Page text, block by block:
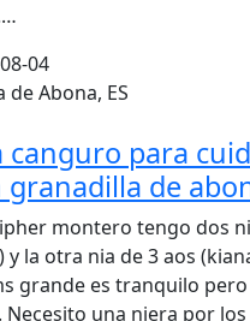
04
de Abona, ES
canguro para
granadilla de
montero tengo dos
y la otra nia de 3 aos
grande es tranquilo
Necesito una niera por